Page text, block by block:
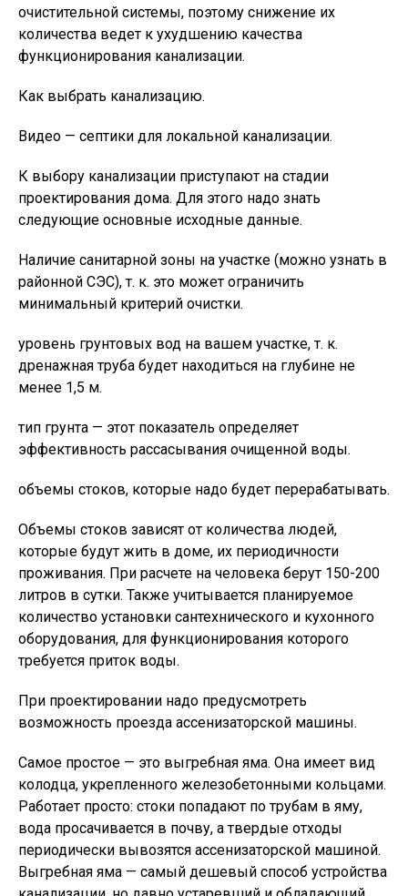
очистительной системы, поэтому снижение их
количества ведет к ухудшению качества
функционирования канализации.
Как выбрать канализацию.
Видео — септики для локальной канализации.
К выбору канализации приступают на стадии
проектирования дома. Для этого надо знать
следующие основные исходные данные.
Наличие санитарной зоны на участке (можно узнать в
районной СЭС), т. к. это может ограничить
минимальный критерий очистки.
уровень грунтовых вод на вашем участке, т. к.
дренажная труба будет находиться на глубине не
менее 1,5 м.
тип грунта — этот показатель определяет
эффективность рассасывания очищенной воды.
объемы стоков, которые надо будет перерабатывать.
Объемы стоков зависят от количества людей,
которые будут жить в доме, их периодичности
проживания. При расчете на человека берут 150-200
литров в сутки. Также учитывается планируемое
количество установки сантехнического и кухонного
оборудования, для функционирования которого
требуется приток воды.
При проектировании надо предусмотреть
возможность проезда ассенизаторской машины.
Самое простое — это выгребная яма. Она имеет вид
колодца, укрепленного железобетонными кольцами.
Работает просто: стоки попадают по трубам в яму,
вода просачивается в почву, а твердые отходы
периодически вывозятся ассенизаторской машиной.
Выгребная яма — самый дешевый способ устройства